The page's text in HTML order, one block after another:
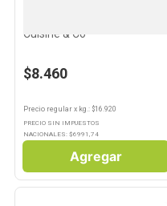
Cuisine & Co
$8.460
Precio regular x kg. : $16.920
PRECIO SIN IMPUESTOS
NACIONALES: $6991,74
Agregar